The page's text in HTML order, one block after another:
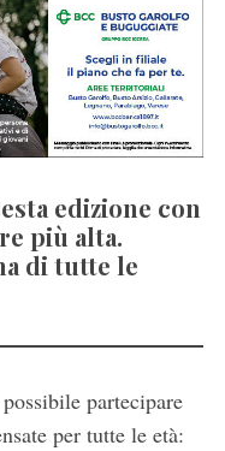
edizione con
più alta.
di tutte le
partecipare
per tutte le età: